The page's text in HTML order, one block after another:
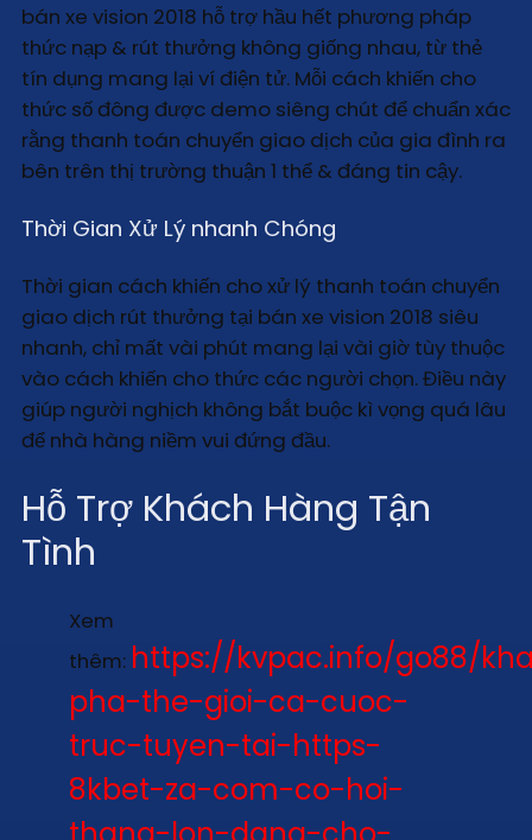
bán xe vision 2018 hỗ trợ hầu hết phương pháp
thức nạp & rút thưởng không giống nhau, từ thẻ
tín dụng mang lại ví điện tử. Mỗi cách khiến cho
thức số đông được demo siêng chút để chuẩn xác
rằng thanh toán chuyển giao dịch của gia đình ra
bên trên thị trường thuận 1 thể & đáng tin cậy.
Thời Gian Xử Lý nhanh Chóng
Thời gian cách khiến cho xử lý thanh toán chuyển
giao dịch rút thưởng tại bán xe vision 2018 siêu
nhanh, chỉ mất vài phút mang lại vài giờ tùy thuộc
vào cách khiến cho thức các người chọn. Điều này
giúp người nghịch không bắt buộc kì vọng quá lâu
để nhà hàng niềm vui đứng đầu.
Hỗ Trợ Khách Hàng Tận
Tình
Xem
thêm: https://kvpac.info/go88/
pha-the-gioi-ca-cuoc-
truc-tuyen-tai-https-
8kbet-za-com-co-hoi-